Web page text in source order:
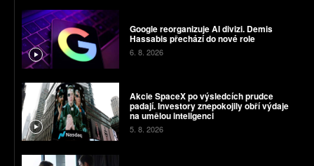
Google reorganizuje AI divizi. Demis
Hassabis přechází do nové role
6. 8. 2026
Akcie SpaceX po výsledcích prudce
padají. Investory znepokojily obří výdaje
na umělou inteligenci
5. 8. 2026